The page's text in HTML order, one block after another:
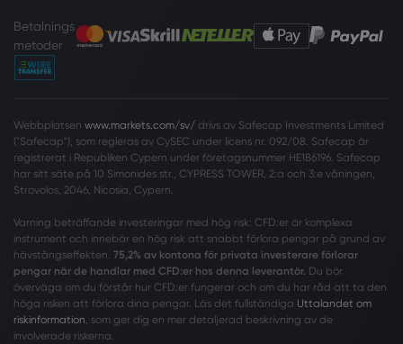
Betalnings
metoder
Webbplatsen www.markets.com/sv/ drivs av Safecap Investments Limited
("Safecap"), som regleras av CySEC under licens nr. 092/08. Safecap är
registrerat i Republiken Cypern under företagsnummer HE186196. Safecap
har sitt säte på 10 Simonides str., CYPRESS TOWER, 2:a och 3:e våningen,
Strovolos, 2046, Nicosia, Cypern.
Varning beträffande investeringar med hög risk: CFD:er är komplexa
instrument och innebär en hög risk att snabbt förlora pengar på grund av
hävstångseffekten. 75,2% av kontona för privata investerare förlorar
pengar när de handlar med CFD:er hos denna leverantör. Du bör
överväga om du förstår hur CFD:er fungerar och om du har råd att ta den
höga risken att förlora dina pengar. Läs det fullständiga Uttalandet om
riskinformation , som ger dig en mer detaljerad beskrivning av de
involverade riskerna.